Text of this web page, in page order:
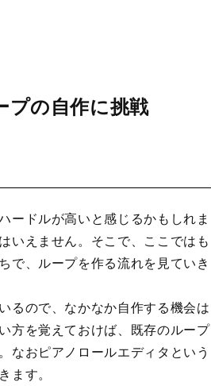
プの自作に挑戦
ードルが高いと感じるかもしれま
いえません。そこで、ここではも
で、ループを作る流れを見ていき
るので、なかなか自作する機会は
方を覚えておけば、既存のループ
なおピアノロールエディタという
ます。